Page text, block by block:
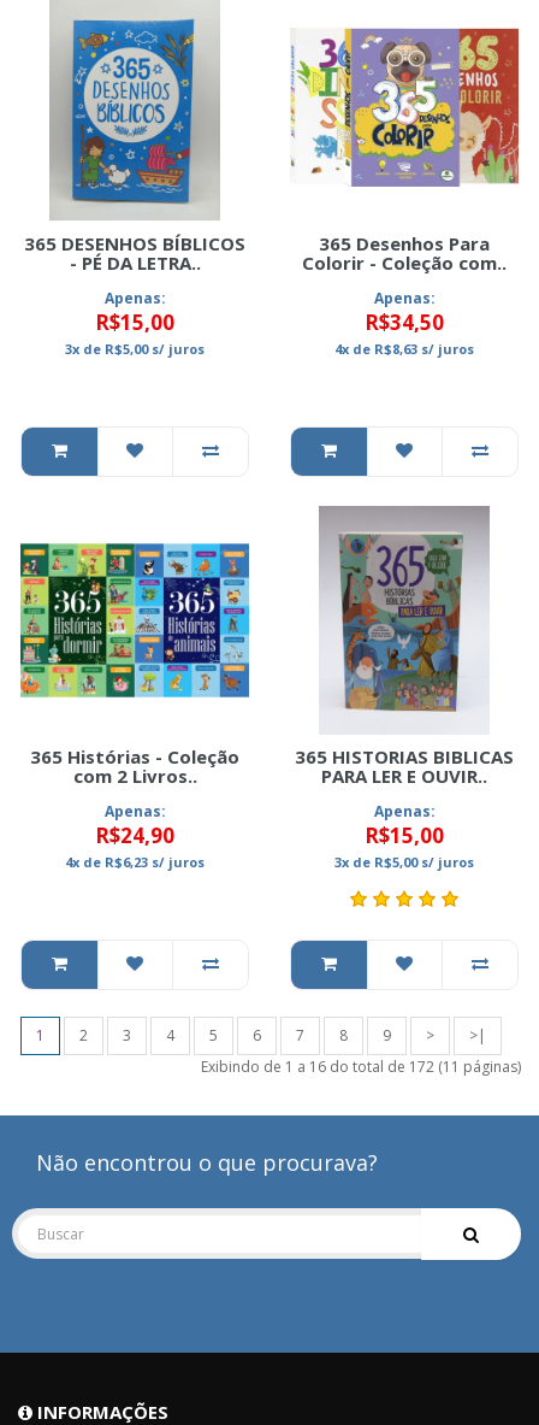
365 DESENHOS BÍBLICOS
- PÉ DA LETRA..
Apenas:
R$15,00
3x de R$5,00s/ juros
365 Desenhos Para
Colorir - Coleção com..
Apenas:
R$34,50
4x de R$8,63 s/ juros
365 Histórias - Coleção
com 2 Livros..
Apenas:
R$24,90
4x de R$6,23 s/ juros
365 HISTORIAS BIBLICAS
PARA LER E OUVIR..
Apenas:
R$15,00
3x de R$5,00s/ juros
1 2 3 4 5 6 7 8 9 >
>|
Exibindo de 1 a 16 do total de 172 (11 páginas)
Não encontrou o que procurava?
INFORMAÇÕES